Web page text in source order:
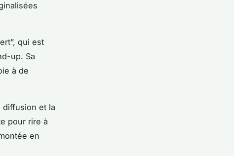
qui est
up. Sa
à de
diffusion et la
pour rire à
en